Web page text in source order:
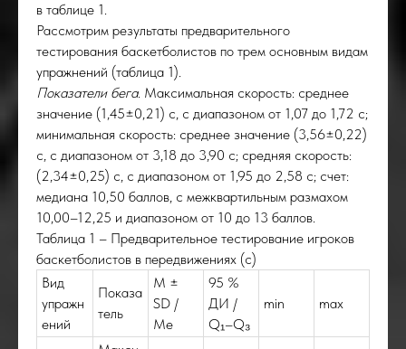
в таблице 1.
Рассмотрим результаты предварительного
тестирования баскетболистов по трем основным видам
упражнений (таблица 1).
Показатели бега. Максимальная скорость: среднее
значение (1,45±0,21) с, с диапазоном от 1,07 до 1,72 с;
минимальная скорость: среднее значение (3,56±0,22)
с, с диапазоном от 3,18 до 3,90 с; средняя скорость:
(2,34±0,25) с, с диапазоном от 1,95 до 2,58 с; счет:
медиана 10,50 баллов, с межквартильным размахом
10,00–12,25 и диапазоном от 10 до 13 баллов.
Таблица 1 – Предварительное тестирование игроков
баскетболистов в передвижениях (с)
Вид
упражн
ений
Показа
тель
M ±
SD /
Me
95 %
ДИ /
Q₁–Q₃
min max